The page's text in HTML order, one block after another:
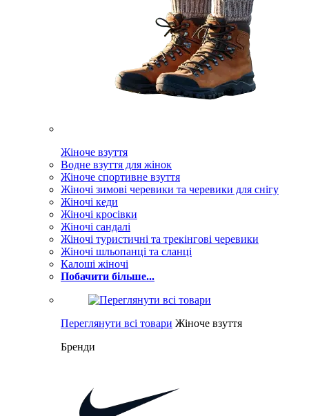
Жіноче взуття
Водне взуття для жінок
Жіноче спортивне взуття
Жіночі зимові черевики та черевики для снігу
Жіночі кеди
Жіночі кросівки
Жіночі сандалі
Жіночі туристичні та трекінгові черевики
Жіночі шльопанці та сланці
Калоші жіночі
Побачити більше...
Переглянути всі товари Жіноче взуття
Бренди